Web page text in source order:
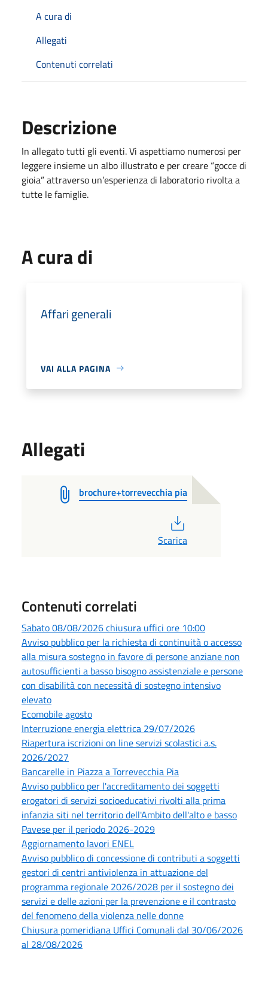
A cura di
Allegati
Contenuti correlati
Descrizione
In allegato tutti gli eventi. Vi aspettiamo numerosi per
leggere insieme un albo illustrato e per creare “gocce di
gioia” attraverso un’esperienza di laboratorio rivolta a
tutte le famiglie.
A cura di
Affari generali
VAI ALLA PAGINA
Allegati
brochure+torrevecchia pia
Scarica
Contenuti correlati
Sabato 08/08/2026 chiusura uffici ore 10:00
Avviso pubblico per la richiesta di continuità o accesso
alla misura sostegno in favore di persone anziane non
autosufficienti a basso bisogno assistenziale e persone
con disabilità con necessità di sostegno intensivo
elevato
Ecomobile agosto
Interruzione energia elettrica 29/07/2026
Riapertura iscrizioni on line servizi scolastici a.s.
2026/2027
Bancarelle in Piazza a Torrevecchia Pia
Avviso pubblico per l'accreditamento dei soggetti
erogatori di servizi socioeducativi rivolti alla prima
infanzia siti nel territorio dell'Ambito dell'alto e basso
Pavese per il periodo 2026-2029
Aggiornamento lavori ENEL
Avviso pubblico di concessione di contributi a soggetti
gestori di centri antiviolenza in attuazione del
programma regionale 2026/2028 per il sostegno dei
servizi e delle azioni per la prevenzione e il contrasto
del fenomeno della violenza nelle donne
Chiusura pomeridiana Uffici Comunali dal 30/06/2026
al 28/08/2026